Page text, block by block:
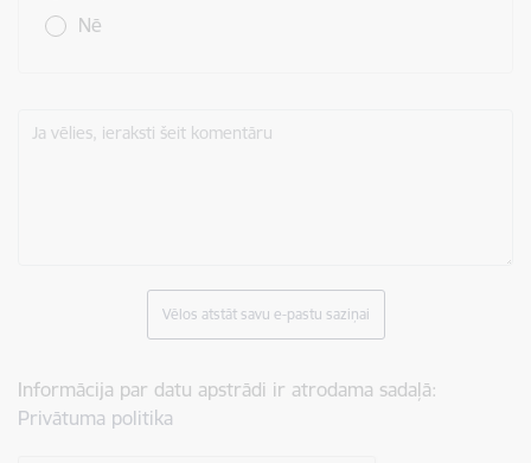
Nē
Ja vēlies, ieraksti šeit komentāru
Vēlos atstāt savu e-pastu saziņai
Informācija par datu apstrādi ir atrodama sadaļā:
Privātuma politika